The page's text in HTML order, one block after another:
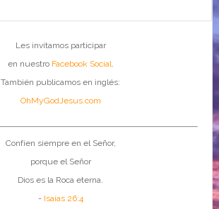
Les invitamos participar
en nuestro Facebook Social.
También publicamos en inglés:
OhMyGodJesus.com
Confíen siempre en el Señor,
porque el Señor
Dios es la Roca eterna.
- Isaías 26:4